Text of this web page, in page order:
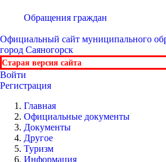
Обращения граждан
Официальный сайт муниципального
город Саяногорск
Старая версия сайта
Войти
Регистрация
Главная
Официальные документы
Документы
Другое
Туризм
Информация